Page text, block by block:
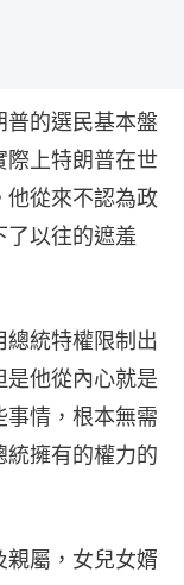
普的選民基本盤
際上特朗普在世
他從來不認為政
了以往的遮羞
統特權限制出
是他從內心就是
情，根本無需
擁有的權力的
親屬，女兒女婿